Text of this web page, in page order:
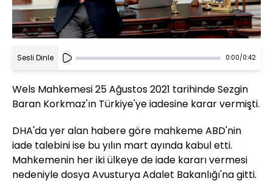
Sesli Dinle 0:00/0:42
Wels Mahkemesi 25 Ağustos 2021 tarihinde Sezgin
Baran Korkmaz'ın Türkiye'ye iadesine karar vermişti.
DHA'da yer alan habere göre mahkeme ABD'nin
iade talebini ise bu yılın mart ayında kabul etti.
Mahkemenin her iki ülkeye de iade kararı vermesi
nedeniyle dosya Avusturya Adalet Bakanlığı'na gitti.